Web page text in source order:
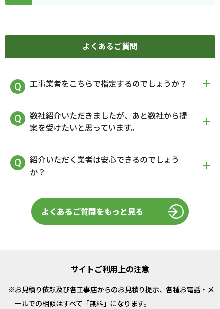
よくあるご質問
工事業者をこちらで指定するのでしょうか？
数社紹介いただきましたが、あと数社から提
案を受けたいと思っています。
紹介いただく業者は安心できるのでしょう
か？
よくあるご質問をもっと見る
サイトご利用上の注意
お見積り依頼及び各工事店からのお見積り提示、各種お電話・メ
ールでの相談はすべて「無料」になります。